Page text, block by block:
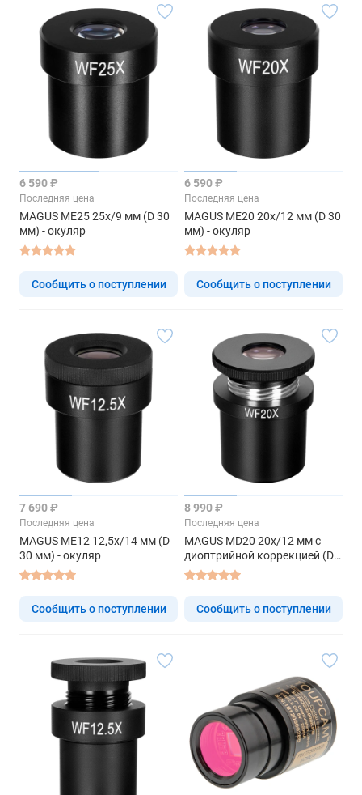
6 590 ₽
Последняя цена
MAGUS ME25 25х/9 мм (D 30
мм) - окуляр
Сообщить о поступлении
6 590 ₽
Последняя цена
MAGUS ME20 20х/12 мм (D 30
мм) - окуляр
Сообщить о поступлении
7 690 ₽
Последняя цена
MAGUS ME12 12,5х/14 мм (D
30 мм) - окуляр
Сообщить о поступлении
8 990 ₽
Последняя цена
MAGUS MD20 20х/12 мм с
диоптрийной коррекцией (D
30 мм) - окуляр
Сообщить о поступлении